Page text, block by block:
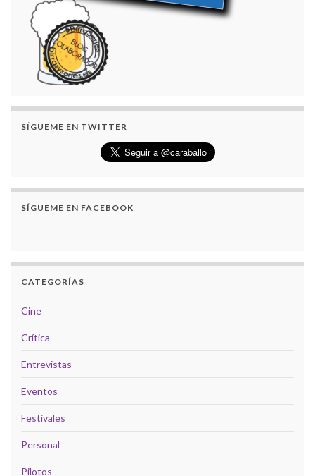
SÍGUEME EN TWITTER
SÍGUEME EN FACEBOOK
CATEGORÍAS
Cine
Crítica
Entrevistas
Eventos
Festivales
Personal
Pilotos